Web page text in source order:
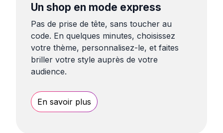
Un shop en mode express
Pas de prise de tête, sans toucher au
code. En quelques minutes, choisissez
votre thème, personnalisez-le, et faites
briller votre style auprès de votre
audience.
En savoir plus